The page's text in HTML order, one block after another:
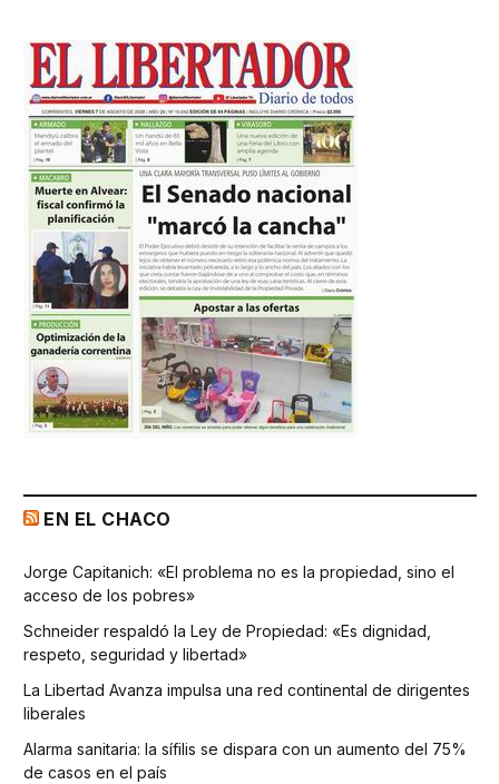
EN EL CHACO
Jorge Capitanich: «El problema no es la propiedad, sino el
acceso de los pobres»
Schneider respaldó la Ley de Propiedad: «Es dignidad,
respeto, seguridad y libertad»
La Libertad Avanza impulsa una red continental de dirigentes
liberales
Alarma sanitaria: la sífilis se dispara con un aumento del 75%
de casos en el país